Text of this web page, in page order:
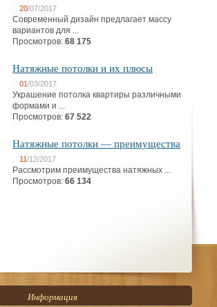
20/07/2017
Современный дизайн предлагает массу
вариантов для ...
Просмотров: 68 175
Натяжные потолки и их плюсы
01/03/2017
Украшение потолка квартиры различными
формами и ...
Просмотров: 67 522
Натяжные потолки — преимущества
11/12/2017
Рассмотрим преимущества натяжных ...
Просмотров: 66 134
Информация